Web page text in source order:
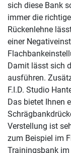
sich diese Bank
immer die
Rückenlehne
einer
Damit lässt sich
ausführen.
F.I.D. Studio
Das bietet Ihnen
Verstellung ist
zum Beispiel im
Trainingsbank